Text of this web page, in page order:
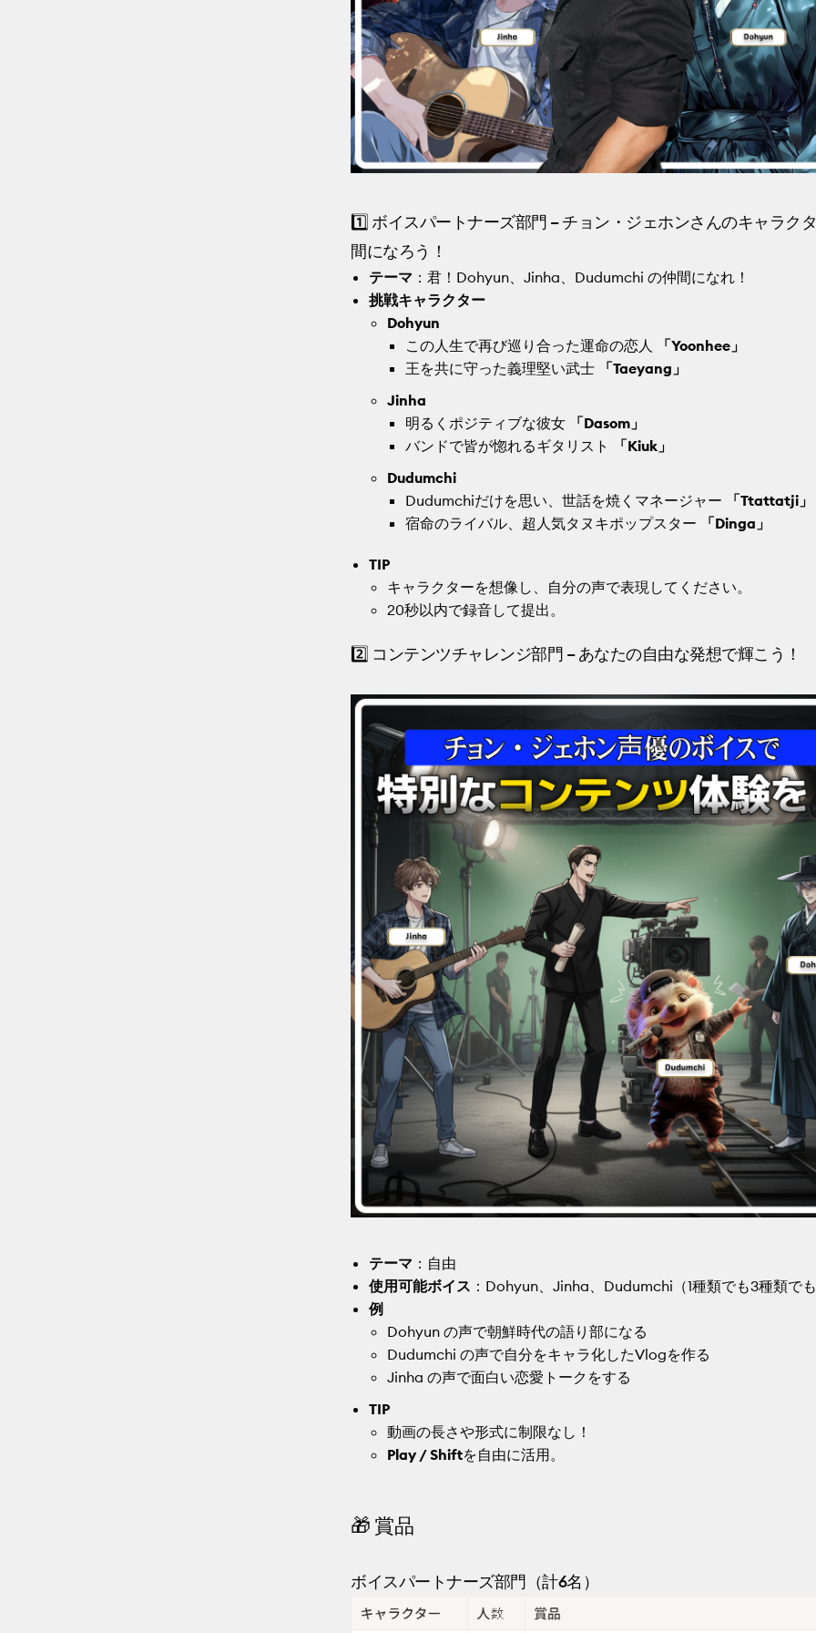
1️⃣ ボイスパートナーズ部門 – チョン・ジェホンさんのキャラク
間になろう！
テーマ ：君！Dohyun、Jinha、Dudumchi の仲間になれ！
挑戦キャラクター
Dohyun
この人生で再び巡り合った運命の恋人
「Yoonhee」
王を共に守った義理堅い武士
「Taeyang」
Jinha
明るくポジティブな彼女
「Dasom」
バンドで皆が惚れるギタリスト
「Kiuk」
Dudumchi
Dudumchiだけを思い、世話を焼くマネージャー
「Ttattatji」
宿命のライバル、超人気タヌキポップスター
「Dinga」
TIP
キャラクターを想像し、自分の声で表現してください。
20秒以内で録音して提出。
2️⃣ コンテンツチャレンジ部門 – あなたの自由な発想で輝こう！
テーマ ：自由
使用可能ボイス ：Dohyun、Jinha、Dudumchi（1種類でも3種類で
例
Dohyun の声で朝鮮時代の語り部になる
Dudumchi の声で自分をキャラ化したVlogを作る
Jinha の声で面白い恋愛トークをする
TIP
動画の長さや形式に制限なし！
Play / Shiftを自由に活用。
🎁 賞品
ボイスパートナーズ部門（計6名）